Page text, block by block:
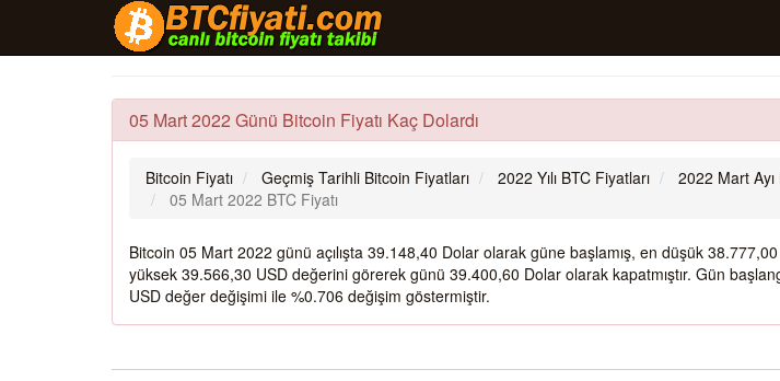
05 Mart 2022 Günü Bitcoin Fiyatı Kaç Dolardı
Bitcoin Fiyatı Geçmiş Tarihli Bitcoin Fiyatları 2022 Yılı BTC Fiyatları
2022 Mart Ayı
05 Mart 2022 BTC Fiyatı
Bitcoin 05 Mart 2022 günü açılışta 39.148,40 Dolar olarak güne başlamış, en düşük
yüksek 39.566,30 USD değerini görerek günü 39.400,60 Dolar olarak kapatmıştır. Gün
USD değer değişimi ile %0.706 değişim göstermiştir.